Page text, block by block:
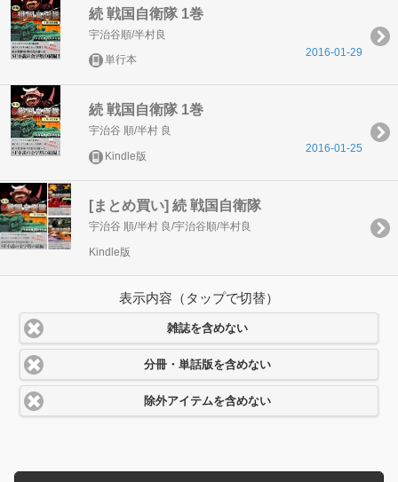
続 戦国自衛隊 1巻
宇治谷順/半村良
単行本
2016-01-29
続 戦国自衛隊 1巻
宇治谷 順/半村 良
Kindle版
2016-01-25
[まとめ買い] 続 戦国自衛隊
宇治谷 順/半村 良/宇治谷順/半村良
Kindle版
表示内容（タップで切替）
雑誌を含めない
分冊・単話版を含めない
除外アイテムを含めない